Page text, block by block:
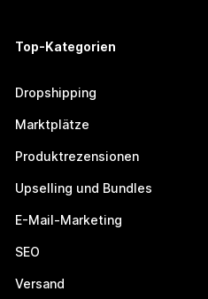
Top-Kategorien
Dropshipping
Marktplätze
Produktrezensionen
Upselling und Bundles
E-Mail-Marketing
SEO
Versand